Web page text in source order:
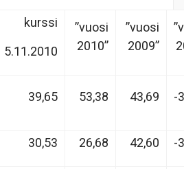
kurssi
5.11.2010
”vuosi
2010”
”vuosi
2009”
39,65 53,38 43,69 -
30,53 26,68 42,60
-